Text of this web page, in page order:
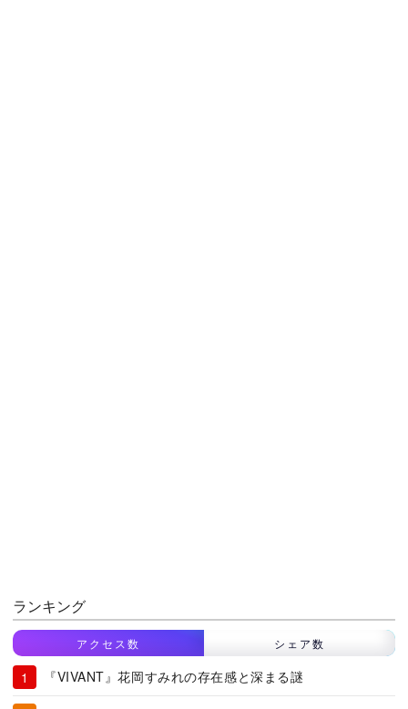
ランキング
アクセス数 シェア数
『VIVANT』花岡すみれの存在感と深まる謎